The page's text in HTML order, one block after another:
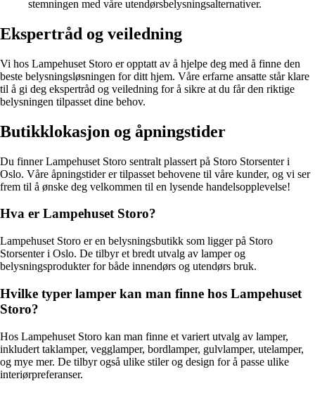
stemningen med våre utendørsbelysningsalternativer.
Ekspertråd og veiledning
Vi hos Lampehuset Storo er opptatt av å hjelpe deg med å finne den
beste belysningsløsningen for ditt hjem. Våre erfarne ansatte står klare
til å gi deg ekspertråd og veiledning for å sikre at du får den riktige
belysningen tilpasset dine behov.
Butikklokasjon og åpningstider
Du finner Lampehuset Storo sentralt plassert på Storo Storsenter i
Oslo. Våre åpningstider er tilpasset behovene til våre kunder, og vi ser
frem til å ønske deg velkommen til en lysende handelsopplevelse!
Hva er Lampehuset Storo?
Lampehuset Storo er en belysningsbutikk som ligger på Storo
Storsenter i Oslo. De tilbyr et bredt utvalg av lamper og
belysningsprodukter for både innendørs og utendørs bruk.
Hvilke typer lamper kan man finne hos Lampehuset
Storo?
Hos Lampehuset Storo kan man finne et variert utvalg av lamper,
inkludert taklamper, vegglamper, bordlamper, gulvlamper, utelamper,
og mye mer. De tilbyr også ulike stiler og design for å passe ulike
interiørpreferanser.